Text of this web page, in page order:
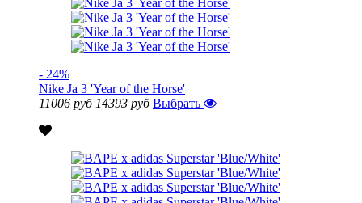
- 24%
Nike Ja 3 'Year of the Horse'
11006 руб 14393 руб Выбрать